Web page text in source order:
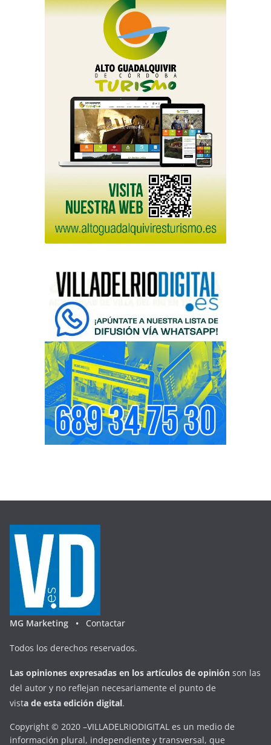
MG Marketing • Contactar
Todos los derechos reservados.
Las opiniones expresadas en los artículos de opinión son las
del autor y no reflejan necesariamente el punto de
vista de esta edición digital.
Copyright © 2020 –VILLADELRIODIGITAL es un medio de
información plural, independiente y transversal, que